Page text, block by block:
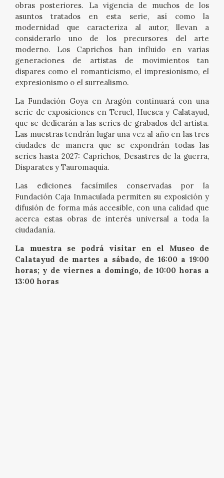
TIENDA ONLINE
CEDEA
RECURSOS EDUCATIVOS
FICHAS ARASAAC
obras posteriores. La vigencia de muchos de los
asuntos tratados en esta serie, así como la
modernidad que caracteriza al autor, llevan a
considerarlo uno de los precursores del arte
moderno. Los Caprichos han influido en varias
generaciones de artistas de movimientos tan
dispares como el romanticismo, el impresionismo, el
expresionismo o el surrealismo.
La Fundación Goya en Aragón continuará con una
serie de exposiciones en Teruel, Huesca y Calatayud,
que se dedicarán a las series de grabados del artista.
Las muestras tendrán lugar una vez al año en las tres
ciudades de manera que se expondrán todas las
series hasta 2027: Caprichos, Desastres de la guerra,
Disparates y Tauromaquia.
Las ediciones facsímiles conservadas por la
Fundación Caja Inmaculada permiten su exposición y
difusión de forma más accesible, con una calidad que
acerca estas obras de interés universal a toda la
ciudadanía.
La muestra se podrá visitar en el Museo de
Calatayud de martes a sábado, de 16:00 a 19:00
horas; y de viernes a domingo, de 10:00 horas a
13:00 horas